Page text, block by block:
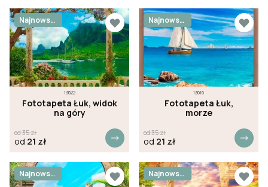
13622
Fototapeta Łuk, widok
na góry
Najnowsz
e
od35zł
od 21 zł
13616
Fototapeta Łuk,
morze
Najnowsz
e
od35zł
od 21 zł
Najnowsz
e
Najnowsz
e